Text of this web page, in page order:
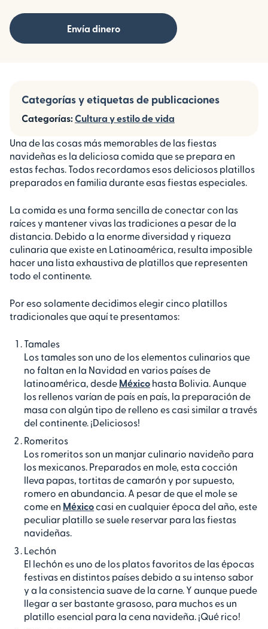
Envía dinero
Una de las cosas más memorables de las fiestas
navideñas es la deliciosa comida que se prepara en
estas fechas. Todos recordamos esos deliciosos platillos
preparados en familia durante esas fiestas especiales.
La comida es una forma sencilla de conectar con las
raíces y mantener vivas las tradiciones a pesar de la
distancia. Debido a la enorme diversidad y riqueza
culinaria que existe en Latinoamérica, resulta imposible
hacer una lista exhaustiva de platillos que representen
todo el continente.
Por eso solamente decidimos elegir cinco platillos
tradicionales que aquí te presentamos:
Tamales
Los tamales son uno de los elementos culinarios que
no faltan en la Navidad en varios países de
latinoamérica, desde México hasta Bolivia. Aunque
los rellenos varían de país en país, la preparación de
masa con algún tipo de relleno es casi similar a través
del continente. ¡Deliciosos!
Romeritos
Los romeritos son un manjar culinario navideño para
los mexicanos. Preparados en mole, esta cocción
lleva papas, tortitas de camarón y por supuesto,
romero en abundancia. A pesar de que el mole se
come en Méxicocasi en cualquier época del año, este
peculiar platillo se suele reservar para las fiestas
navideñas.
Lechón
El lechón es uno de los platos favoritos de las épocas
festivas en distintos países debido a su intenso sabor
y a la consistencia suave de la carne. Y aunque puede
llegar a ser bastante grasoso, para muchos es un
platillo esencial para la cena navideña. ¡Qué rico!
Categorías y etiquetas de publicaciones
Categorías:Cultura y estilo de vida